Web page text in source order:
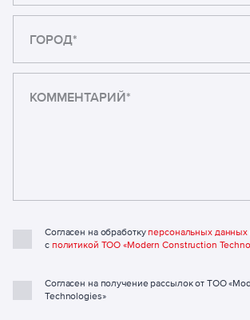
ГОРОД*
Согласен на обработку персональных данных
с политикой ТОО «Modern Construction
Согласен на получение рассылок от ТОО
Technologies»